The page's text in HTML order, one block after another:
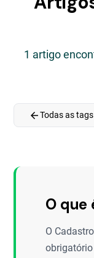
1 artigo
arrow_backTodas as tags
O que
O